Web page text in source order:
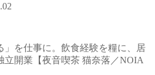
」を仕事に。飲食経験を糧に、居
立開業【夜音喫茶 猫奈落／NOIA